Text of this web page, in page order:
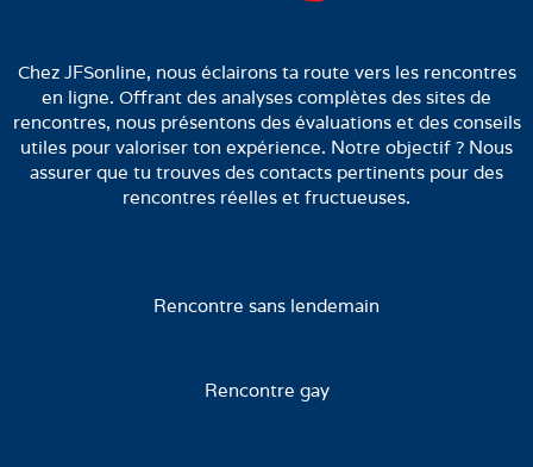
Chez JFSonline, nous éclairons ta route vers les rencontres
en ligne. Offrant des analyses complètes des sites de
rencontres, nous présentons des évaluations et des conseils
utiles pour valoriser ton expérience. Notre objectif ? Nous
assurer que tu trouves des contacts pertinents pour des
rencontres réelles et fructueuses.
Rencontre sans lendemain
Rencontre gay